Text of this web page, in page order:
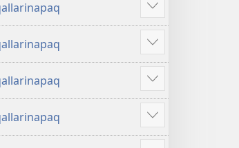
Mostrar
más
Mostrar
más
Mostrar
más
Mostrar
más